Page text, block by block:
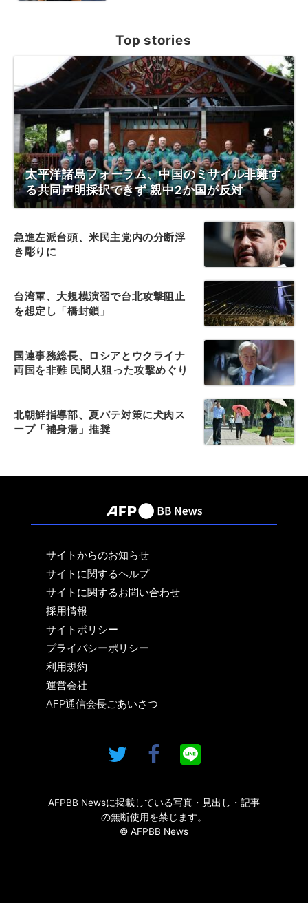
Top stories
太平洋諸島フォーラム、中国のミサイル非難す
る共同声明採択できず 親中2か国が反対
急進左派台頭、米民主党内の分断浮
き彫りに
台湾軍、大規模演習で台北攻撃阻止
を想定し「橋封鎖」
国連事務総長、ロシアとウクライナ
両国を非難 民間人狙った攻撃めぐり
北朝鮮指導部、夏バテ対策に犬肉ス
ープ「補身湯」推奨
サイトからのお知らせ
サイトに関するヘルプ
サイトに関するお問い合わせ
採用情報
サイトポリシー
プライバシーポリシー
利用規約
運営会社
AFP通信会長ごあいさつ
AFPBB Newsに掲載している写真・見出し・記事
の無断使用を禁じます。
© AFPBB News